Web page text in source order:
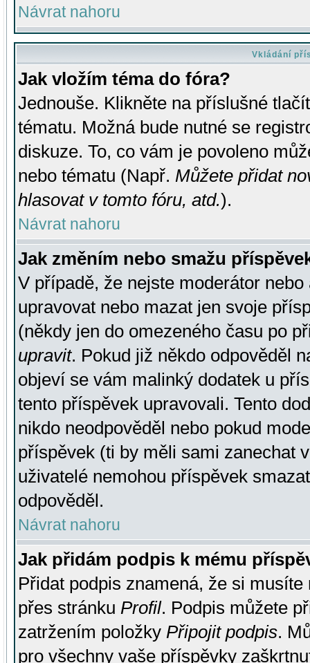
Návrat nahoru
Vkládání
Jak vložím téma do fóra?
Jednouše. Klikněte na příslušné
tématu. Možná bude nutné se
diskuze. To, co vám je povoleno
nebo tématu (Např. Můžete přidat
hlasovat v tomto fóru, atd.).
Návrat nahoru
Jak změním nebo smažu
V případě, že nejste moderátor
upravovat nebo mazat jen svoje
(někdy jen do omezeného času po
upravit. Pokud již někdo odpověděl
objeví se vám malinký dodatek u
tento příspěvek upravovali. Tento
nikdo neodpověděl nebo pokud
příspěvek (ti by měli sami zanechat
uživatelé nemohou příspěvek
odpověděl.
Návrat nahoru
Jak přidám podpis k mému
Přidat podpis znamená, že si
přes stránku Profil. Podpis můžete
zatržením položky Připojit podpis.
pro všechny vaše příspěvky